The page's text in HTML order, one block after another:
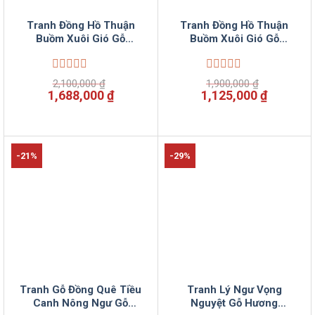
Tranh Đồng Hồ Thuận
Buồm Xuôi Gió Gỗ
107cm VinSun
Được
xếp
hạng
sao
2,100,000₫
Giá
gốc
2,100,000 ₫.
1,688,000₫Giá
hiện
là:
1,688,000 ₫.
Tranh Đồng Hồ Thuận
Buồm Xuôi Gió Gỗ
VinSun
Được
xếp
hạng
sao
1,900,000₫
Giá
gốc
1,900,000 ₫.
1,125,000₫Giá
hiện
là:
-21%
Tranh Gỗ Đồng Quê Tiều
Canh Nông Ngư Gỗ
-29%
Tranh Lý Ngư Vọng
Nguyệt Gỗ Hương